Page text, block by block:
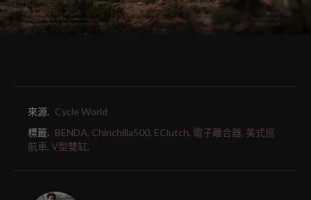
來源. Cycle World
標籤. BENDA, Chinchilla500, EClutch, 電子離合器, 美式巡
航車, V型雙缸,